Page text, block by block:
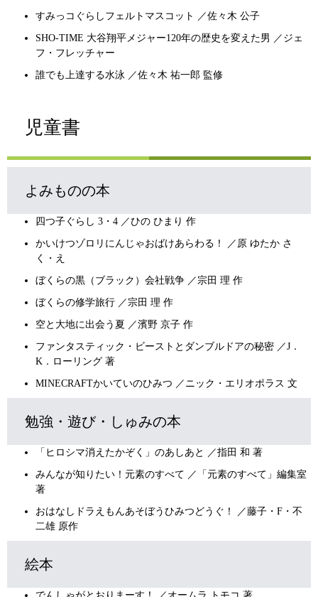
すみっコぐらしフェルトマスコット ／佐々木 公子
SHO-TIME 大谷翔平メジャー120年の歴史を変えた男 ／ジェ
フ・フレッチャー
誰でも上達する水泳 ／佐々木 祐一郎 監修
児童書
よみものの本
四つ子ぐらし 3・4 ／ひの ひまり 作
かいけつゾロリにんじゃおばけあらわる！ ／原 ゆたか さ
く・え
ぼくらの黒（ブラック）会社戦争 ／宗田 理 作
ぼくらの修学旅行 ／宗田 理 作
空と大地に出会う夏 ／濱野 京子 作
ファンタスティック・ビーストとダンブルドアの秘密 ／J．
K．ローリング 著
MINECRAFTかいていのひみつ ／ニック・エリオポラス 文
勉強・遊び・しゅみの本
「ヒロシマ消えたかぞく」のあしあと ／指田 和 著
みんなが知りたい！元素のすべて ／「元素のすべて」編集室
著
おはなしドラえもんあそぼうひみつどうぐ！ ／藤子・F・不
二雄 原作
絵本